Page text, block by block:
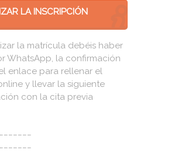
LA INSCRIPCIÓN
la matrícula debéis haber
WhatsApp, la confirmación
enlace para rellenar el
y llevar la siguiente
con la cita previa